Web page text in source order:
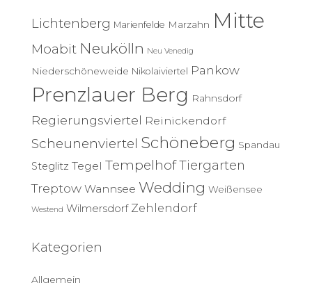
Lichtenberg Marienfelde Marzahn Mitte
Moabit Neukölln Neu Venedig
Niederschöneweide Nikolaiviertel Pankow
Prenzlauer Berg Rahnsdorf
Regierungsviertel Reinickendorf
Scheunenviertel Schöneberg Spandau
Steglitz Tegel TempelhofTiergarten
Treptow Wannsee Wedding Weißensee
Westend Wilmersdorf Zehlendorf
Kategorien
Allgemein